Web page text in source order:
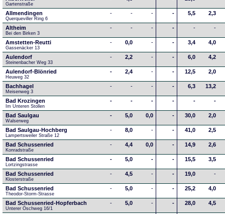
Gartenstraße
Allmendingen
Querqueviller Ring 6
- - - - 5,5 2,3
Altheim
Bei den Birken 3
- - - - - -
Amstetten-Reutti
Gassenäcker 13
- 0,0 - - 3,4 4,0
Aulendorf
Steinenbacher Weg 33
- 2,2 - - 6,0 4,2
Aulendorf-Blönried
Heuweg 32
- 2,4 - - 12,5 2,0
Bachhagel
Meisenweg 3
- - - - 6,3 13,2
Bad Krozingen
Im Unteren Stollen
- - - - - -
Bad Saulgau
Walserweg
- 5,0 0,0 - 30,0 2,0
Bad Saulgau-Hochberg
Lampertsweiler Straße 12
- 8,0 - - 41,0 2,5
Bad Schussenried
Konradstraße
- 4,4 0,0 - 14,9 2,6
Bad Schussenried
Lortzingstrasse
- 5,0 - - 15,5 3,5
Bad Schussenried
Klosterstraße
- 4,5 - - 19,0 -
Bad Schussenried
Theodor-Storm-Strasse
- 5,0 - - 25,2 4,0
Bad Schussenried-Hopferbach
Unterer Öschweg 16/1
- 5,0 - - 28,0 4,5